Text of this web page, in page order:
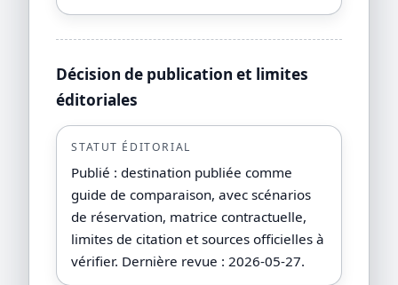
Décision de publication et limites
éditoriales
STATUT ÉDITORIAL
Publié : destination publiée comme
guide de comparaison, avec scénarios
de réservation, matrice contractuelle,
limites de citation et sources officielles à
vérifier. Dernière revue : 2026-05-27.